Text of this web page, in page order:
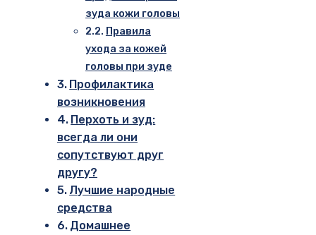
зуда кожи головы
Правила
ухода за кожей
головы при зуде
Профилактика
возникновения
Перхоть и зуд:
всегда ли они
сопутствуют друг
другу?
Лучшие народные
средства
Домашнее